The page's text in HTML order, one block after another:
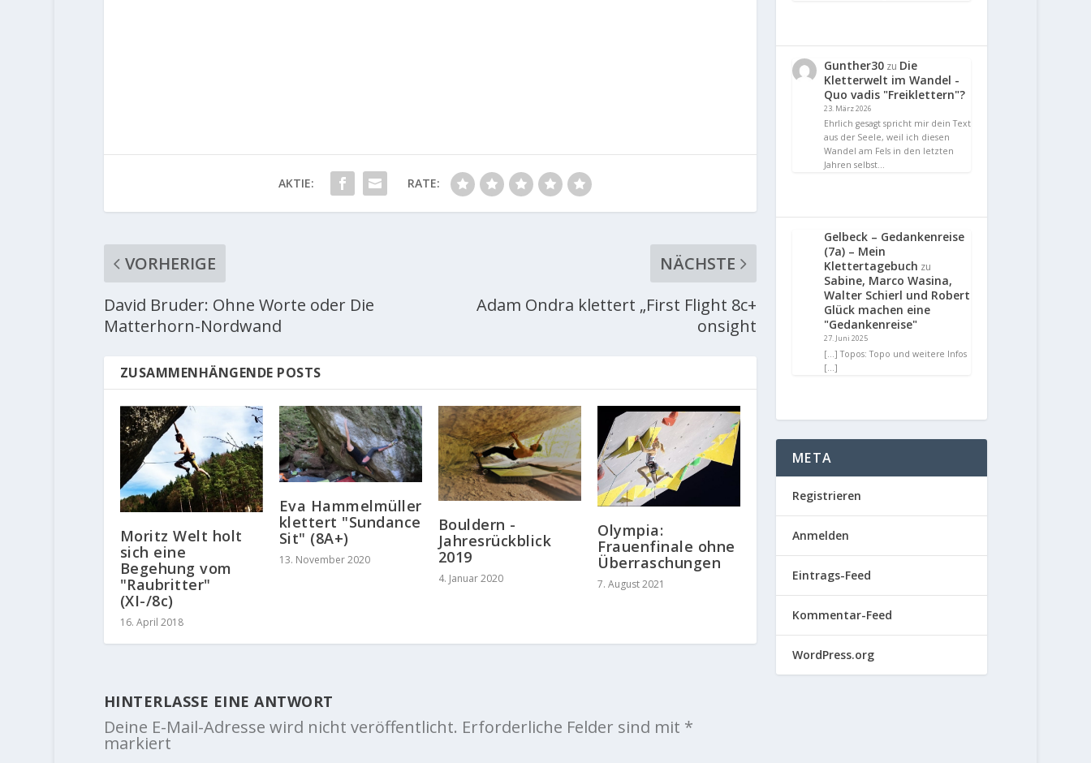
AKTIE: RATE:
VORHERIGE
David Bruder: Ohne Worte oder Die
Matterhorn-Nordwand
NÄCHSTE
Adam Ondra klettert „First Flight 8c+
onsight
ZUSAMMENHÄNGENDE POSTS
Moritz Welt holt
sich eine
Begehung vom
"Raubritter"
(XI-/8c)
16. April 2018
Eva Hammelmüller
klettert "Sundance
Sit" (8A+)
13. November 2020
Bouldern -
Jahresrückblick
2019
4. Januar 2020
Olympia:
Frauenfinale ohne
Überraschungen
7. August 2021
HINTERLASSE EINE ANTWORT
Deine E-Mail-Adresse wird nicht veröffentlicht. Erforderliche Felder sind mit *
markiert
Gunther30 zu Die
Kletterwelt im Wandel -
Quo vadis "Freiklettern"?
23. März 2026
Ehrlich gesagt spricht mir dein Text
aus der Seele, weil ich diesen
Wandel am Fels in den letzten
Jahren selbst…
Gelbeck – Gedankenreise
(7a) – Mein
Klettertagebuch zu
Sabine, Marco Wasina,
Walter Schierl und Robert
Glück machen eine
"Gedankenreise"
27. Juni 2025
[…] Topos: Topo und weitere Infos
[…]
META
Registrieren
Anmelden
Eintrags-Feed
Kommentar-Feed
WordPress.org